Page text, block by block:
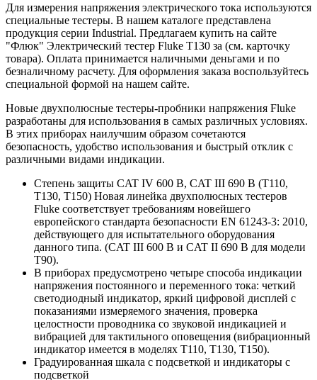
Для измерения напряжения электрического тока используются
специальные тестеры. В нашем каталоге представлена
продукция серии Industrial. Предлагаем купить на сайте
"Флюк" Электрический тестер Fluke T130 за (см. карточку
товара). Оплата принимается наличными деньгами и по
безналичному расчету. Для оформления заказа воспользуйтесь
специальной формой на нашем сайте.
Новые двухполюсные тестеры-пробники напряжения Fluke
разработаны для использования в самых различных условиях.
В этих приборах наилучшим образом сочетаются
безопасность, удобство использования и быстрый отклик с
различными видами индикации.
Степень защиты CAT IV 600 В, CAT III 690 В (T110,
T130, T150) Новая линейка двухполюсных тестеров
Fluke соответствует требованиям новейшего
европейского стандарта безопасности EN 61243-3: 2010,
действующего для испытательного оборудования
данного типа. (CAT III 600 В и CAT II 690 В для модели
T90).
В приборах предусмотрено четыре способа индикации
напряжения постоянного и переменного тока: четкий
светодиодный индикатор, яркий цифровой дисплей с
показаниями измеряемого значения, проверка
целостности проводника со звуковой индикацией и
вибрацией для тактильного оповещения (вибрационный
индикатор имеется в моделях T110, T130, T150).
Градуированная шкала с подсветкой и индикаторы с
подсветкой